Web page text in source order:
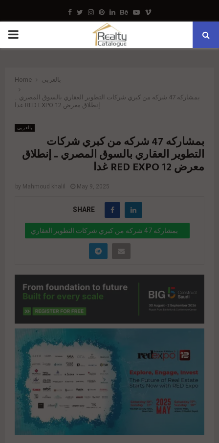
Facebook
TwitterInstagram
Pinterest
LinkedinBehance
Youtube
Vimeo
PRIMARY
Home بالعربي
بمشاركه 47 شركه من كبري شركات التطوير العقاري بالسوق المصري ..
إنطلاق معرض 12 RED EXPO غدا
بالعربي
بمشاركه 47 شركه من كبري شركات
التطوير العقاري بالسوق المصري .. إنطلاق
معرض 12 RED EXPO غدا
by Mahmoud khalil May 9, 2025
SHARE
بمشاركه 47 شركه من كبري شركات التطوير العقاري
eg.net/%d8%a8%d9%85%d8%b4%d8%a7%d8%b
1%d9%83%d9%87-47-
%d8%b4%d8%b1%d9%83%d9%87-
%d9%85%d9%86-
%d9%83%d8%a8%d8%b1%d9%8a-
%d8%b4%d8%b1%d9%83%d8%a7%d8%aa-
%d8%a7%d9%84%d8%aa%d8%b7%d9%88%d9%
8a%d8%b1-%d8%a7%d9%84/" href="#">